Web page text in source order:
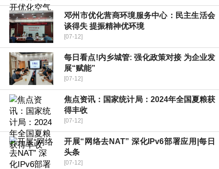
邓州市优化营商环境服务中心：民主生活会
谈得失 提振精神优环境
[07-12]
每日看点!内乡城管: 强化政策对接 为企业发
展“赋能”
[07-12]
焦点资讯：国家统计局：2024年全国夏粮获
得丰收
[07-12]
开展“网络去NAT” 深化IPv6部署应用|每日
头条
[07-12]